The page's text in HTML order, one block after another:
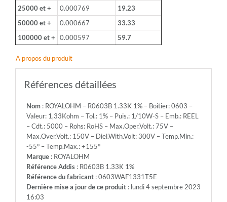
1/10W-
S
-
Emb.:
Cdt.:
5000
-
RoHS
-
Max.Oper.Volt.:
75V
-
Max.Over.Volt.:
150V
-
Diel.With.Volt:
25000 et +
0.000769
19.23
50000 et +
0.000667
33.33
100000 et +
0.000597 59.7
A propos du produit
Références détaillées
Nom: ROYALOHM – R0603B 1.33K 1% – Boitier: 0603 –
Valeur: 1,33Kohm – Tol.: 1% – Puis.: 1/10W-S – Emb.: REEL
– Cdt.: 5000 – Rohs: RoHS – Max.Oper.Volt.: 75V –
Max.Over.Volt.: 150V – Diel.With.Volt: 300V – Temp.Min.:
-55° – Temp.Max.: +155°
Marque: ROYALOHM
Référence Addis: R0603B 1.33K 1%
Référence du fabricant: 0603WAF1331T5E
Dernière mise a jour de ce produit: lundi 4 septembre 2023
16:03